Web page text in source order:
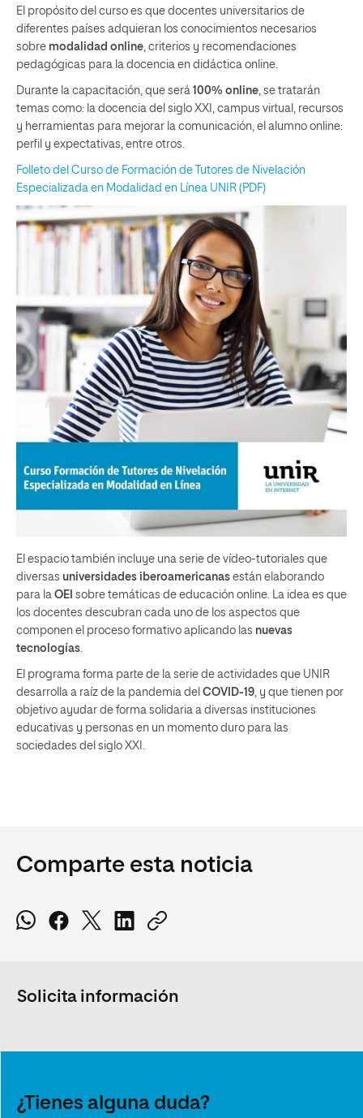
El propósito del curso es que docentes universitarios de
diferentes países adquieran los conocimientos necesarios
sobre modalidad online , criterios y recomendaciones
pedagógicas para la docencia en didáctica online.
Durante la capacitación, que será 100% online , se tratarán
temas como: la docencia del siglo XXI, campus virtual, recursos
y herramientas para mejorar la comunicación, el alumno online:
perfil y expectativas, entre otros.
Folleto del Curso de Formación de Tutores de Nivelación
Especializada en Modalidad en Línea UNIR (PDF)
El espacio también incluye una serie de vídeo-tutoriales que
diversas universidades iberoamericanas están elaborando
para la OEI sobre temáticas de educación online. La idea es que
los docentes descubran cada uno de los aspectos que
componen el proceso formativo aplicando las nuevas
tecnologías
El programa forma parte de la serie de actividades que UNIR
desarrolla a raíz de la pandemia del COVID­-19 , y que tienen por
objetivo ayudar de forma solidaria a diversas instituciones
educativas y personas en un momento duro para las
sociedades del siglo XXI.
Comparte esta noticia
Solicita información
¿Tienes alguna duda?